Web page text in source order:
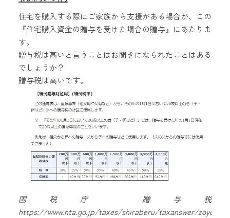
住宅を購入する際にご家族から支援がある場合が、この
『住宅購入資金の贈与を受けた場合の贈与』にあたりま
す。
贈与税は高いと言うことはお聞きになられたことはある
でしょうか？
贈与税は高いです。
国税庁 贈与税
https://www.nta.go.jp/taxes/shiraberu/taxanswer/zoyo/